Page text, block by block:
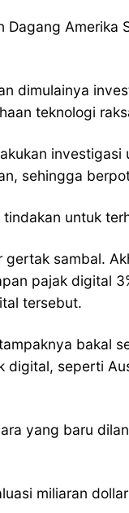
Dagang Amerika
dimulainya
teknologi
sehingga
untuk
sambal.
pajak digital
tersebut.
bakal
digital, seperti
yang baru
miliaran